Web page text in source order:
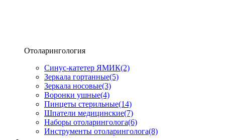
Отоларингология
Синус-катетер ЯМИК(2)
Зеркала гортанные(5)
Зеркала носовые(3)
Воронки ушные(4)
Пинцеты стерильные(14)
Шпатели медицинские(7)
Наборы отоларинголога(6)
Инструменты отоларинголога(8)